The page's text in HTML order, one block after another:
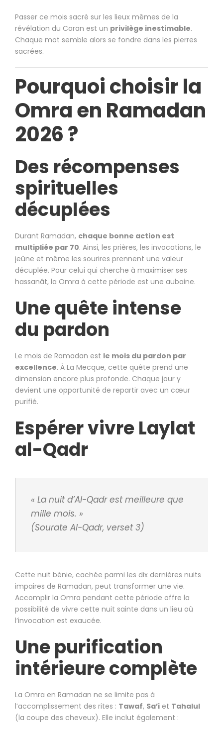
Passer ce mois sacré sur les lieux mêmes de la
révélation du Coran est un privilège inestimable.
Chaque mot semble alors se fondre dans les pierres
sacrées.
Pourquoi choisir la
Omra en Ramadan
2026 ?
Des récompenses
spirituelles
décuplées
Durant Ramadan, chaque bonne action est
multipliée par 70. Ainsi, les prières, les invocations, le
jeûne et même les sourires prennent une valeur
décuplée. Pour celui qui cherche à maximiser ses
hassanât, la Omra à cette période est une aubaine.
Une quête intense
du pardon
Le mois de Ramadan est le mois du pardon par
excellence. À La Mecque, cette quête prend une
dimension encore plus profonde. Chaque jour y
devient une opportunité de repartir avec un cœur
purifié.
Espérer vivre Laylat
al-Qadr
« La nuit d’Al-Qadr est meilleure que
mille mois. »
(Sourate Al-Qadr, verset 3)
Cette nuit bénie, cachée parmi les dix dernières nuits
impaires de Ramadan, peut transformer une vie.
Accomplir la Omra pendant cette période offre la
possibilité de vivre cette nuit sainte dans un lieu où
l’invocation est exaucée.
Une purification
intérieure complète
La Omra en Ramadan ne se limite pas à
l’accomplissement des rites : Tawaf, Sa’i et Tahalul
(la coupe des cheveux). Elle inclut également :